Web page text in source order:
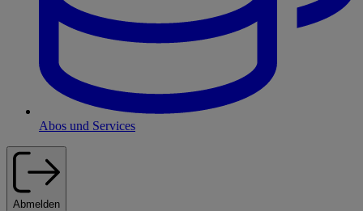
Abos und Services
Abmelden